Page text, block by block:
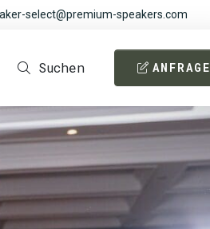
select@premium-speakers.com
Suchen ANFRAGE